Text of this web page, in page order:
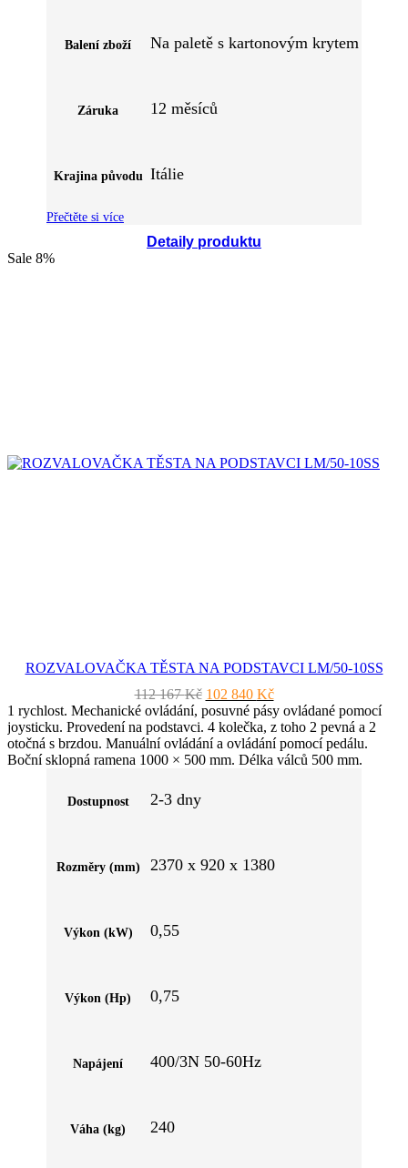
Detaily produktu
Balení zboží Na paletě s kartonovým krytem
Záruka 12 měsíců
Krajina původu Itálie
Přečtěte si více
Sale 8%
ROZVALOVAČKA TĚSTA NA PODSTAVCI LM/50-10SS
112 167Kč Původní
cena
byla:
112
167 Kč.
102 840 KčAktuální
cena
je:
102
840 Kč.
1 rychlost. Mechanické ovládání, posuvné pásy ovládané pomocí
joysticku. Provedení na podstavci. 4 kolečka, z toho 2 pevná a 2
otočná s brzdou. Manuální ovládání a ovládání pomocí pedálu.
Boční sklopná ramena 1000 × 500 mm. Délka válců 500 mm.
Rychlost posuvu 35 m/min. Rozměry ve složeném stavu 580 × 920
× 1940 mm. Standardní výbava: 2 nerezové sběrné koncovky a 2
Dostupnost 2-3 dny
Rozměry (mm) 2370 x 920 x 1380
Výkon (kW) 0,55
Výkon (Hp) 0,75
Napájení 400/3N 50-60Hz
Váha (kg) 240